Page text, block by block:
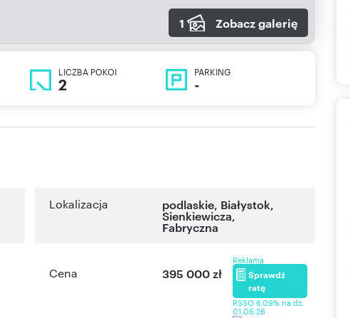
1 Zobacz galerię
LICZBA POKOI
2
PARKING
-
Lokalizacja podlaskie, Białystok,
Sienkiewicza,
Fabryczna
Cena 395 000 zł
Reklama
Sprawdź
ratę
RSSO 6,09% na dz.
01.06.26